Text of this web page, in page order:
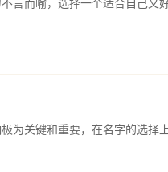
言而喻，选择一个适合自己又
为关键和重要，在名字的选择